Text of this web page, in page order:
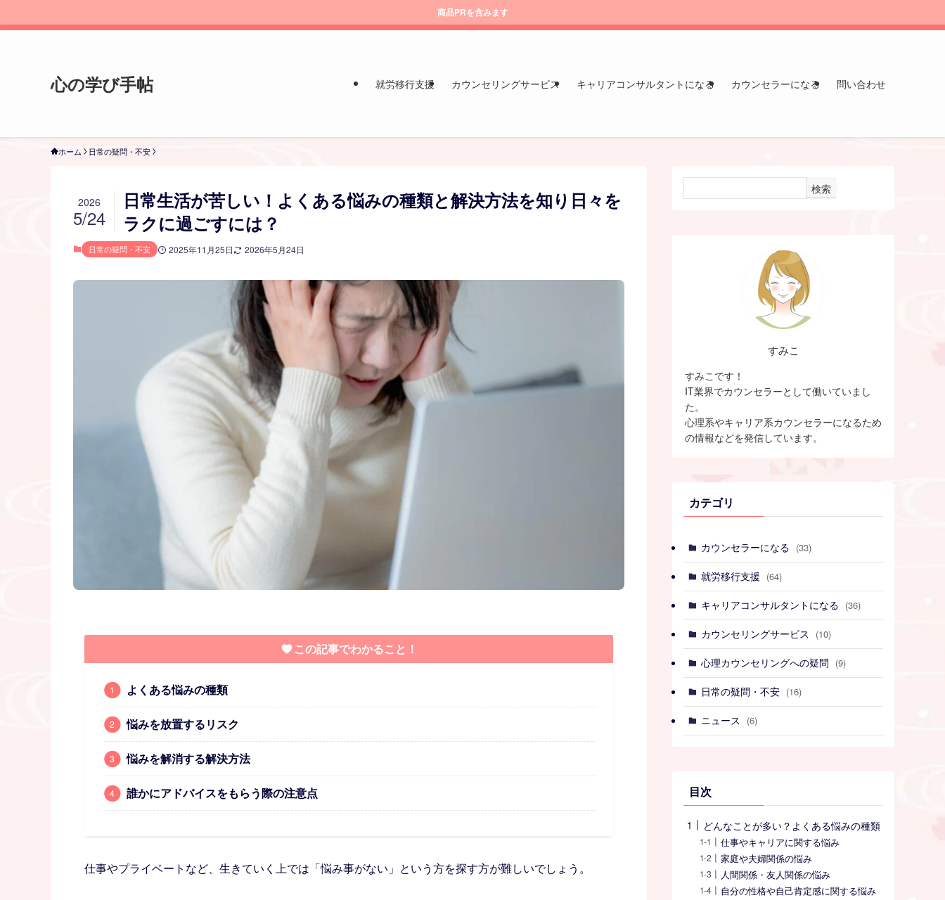
商品PRを含みます
心の学び手帖 就労移行支援 カウンセリングサービス キャリアコンサルタントになる カウンセラーになる 問い合わせ
ホーム 日常の疑問・不安
日常生活が苦しい！よくある悩みの種類と解決方法を知り日々を
ラクに過ごすには？
2026
5/24
日常の疑問・不安 2025年11月25日 2026年5月24日
この記事でわかること！
よくある悩みの種類
悩みを放置するリスク
悩みを解消する解決方法
誰かにアドバイスをもらう際の注意点
仕事やプライベートなど、生きていく上では「悩み事がない」という方を探す方が難しいでしょう。
検索
すみこ
すみこです！
IT業界でカウンセラーとして働いていまし
た。
心理系やキャリア系カウンセラーになるため
の情報などを発信しています。
カテゴリ
カウンセラーになる (33)
就労移行支援 (64)
キャリアコンサルタントになる (36)
カウンセリングサービス (10)
心理カウンセリングへの疑問 (9)
日常の疑問・不安 (16)
ニュース (6)
目次
どんなことが多い？よくある悩みの種類
仕事やキャリアに関する悩み
家庭や夫婦関係の悩み
人間関係・友人関係の悩み
自分の性格や自己肯定感に関する悩み